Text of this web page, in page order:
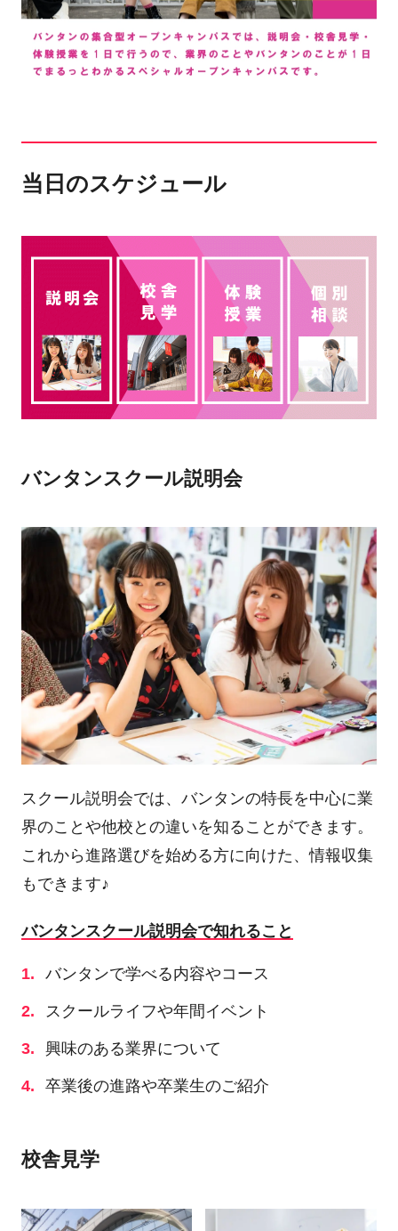
当日のスケジュール
バンタンスクール説明会
スクール説明会では、バンタンの特長を中心に業
界のことや他校との違いを知ることができます。
これから進路選びを始める方に向けた、情報収集
もできます♪
バンタンスクール説明会で知れること
バンタンで学べる内容やコース
スクールライフや年間イベント
興味のある業界について
卒業後の進路や卒業生のご紹介
校舎見学